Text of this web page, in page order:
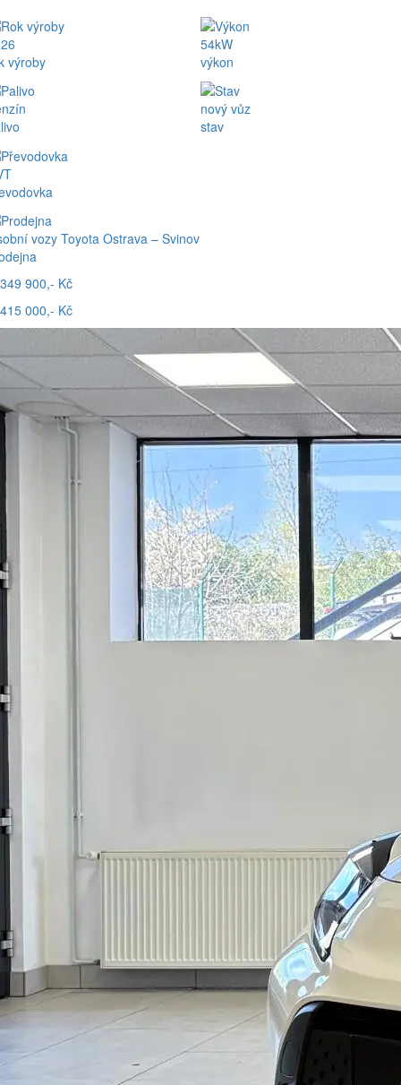
výroby
vozy Toyota Ostrava – Svinov
54kW
výkon
nový vůz
stav
349 900,- Kč
415 000,- Kč